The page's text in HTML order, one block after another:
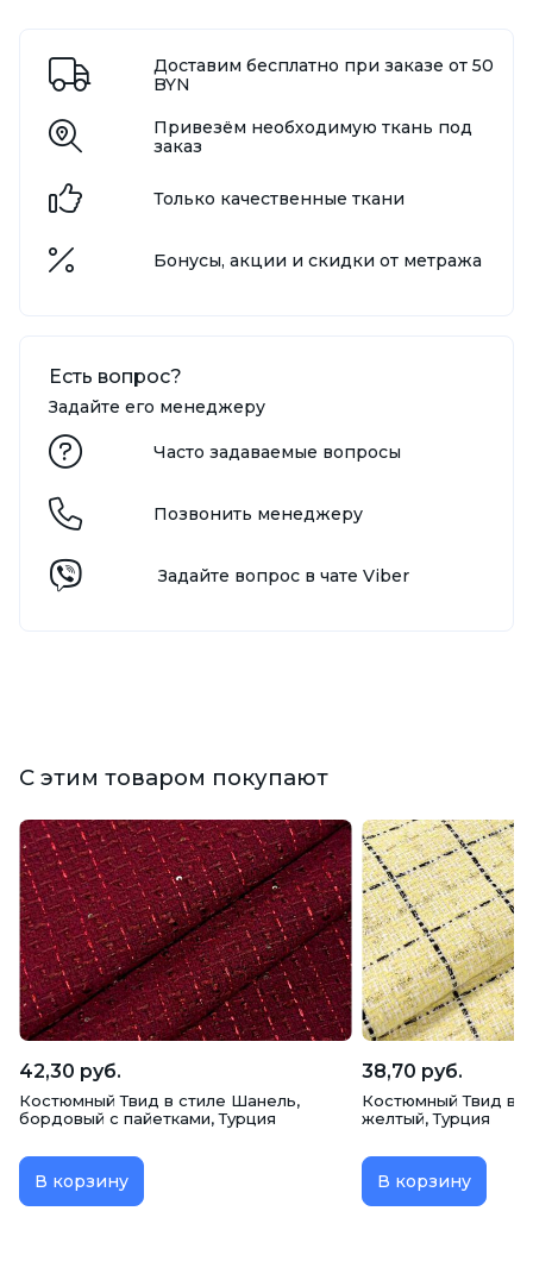
Доставим бесплатно при заказе от 50
BYN
Привезём необходимую ткань под
заказ
Только качественные ткани
Бонусы, акции и скидки от метража
Есть вопрос?
Задайте его менеджеру
Часто задаваемые вопросы
Позвонить менеджеру
Задайте вопрос в чате Viber
С этим товаром покупают
42,30 руб.
Костюмный Твид в стиле Шанель,
бордовый с пайетками, Турция
В корзину
38,70 руб.
Костюмный Твид в
желтый, Турция
В корзину